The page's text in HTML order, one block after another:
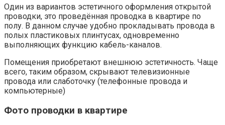
Один из вариантов эстетичного оформления открытой
проводки, это проведённая проводка в квартире по
полу. В данном случае удобно прокладывать провода в
полых пластиковых плинтусах, одновременно
выполняющих функцию кабель-каналов.
Помещения приобретают внешнюю эстетичность. Чаще
всего, таким образом, скрывают телевизионные
провода или слаботочку (телефонные провода и
компьютерные)
Фото проводки в квартире